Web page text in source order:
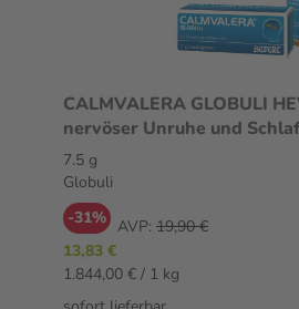
CALMVALERA GLOBULI
nervöser Unruhe und
Globuli
7.5 g
Globuli
-31% AVP: 19,90 €
13,83 €
1.844,00 € / 1 kg